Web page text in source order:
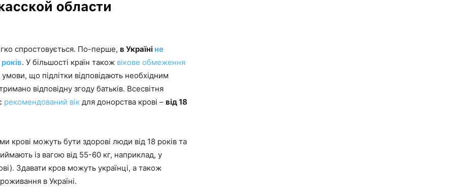
спростовується. По-перше, в Україні не
. У більшості країн також вікове обмеження
що підлітки відповідають необхідним
відповідну згоду батьків. Всесвітня
рекомендований вік для донорства крові – від 18
крові можуть бути здорові люди від 18 років та
із вагою від 55-60 кг, наприклад, у
Здавати кров можуть українці, а також
в Україні.